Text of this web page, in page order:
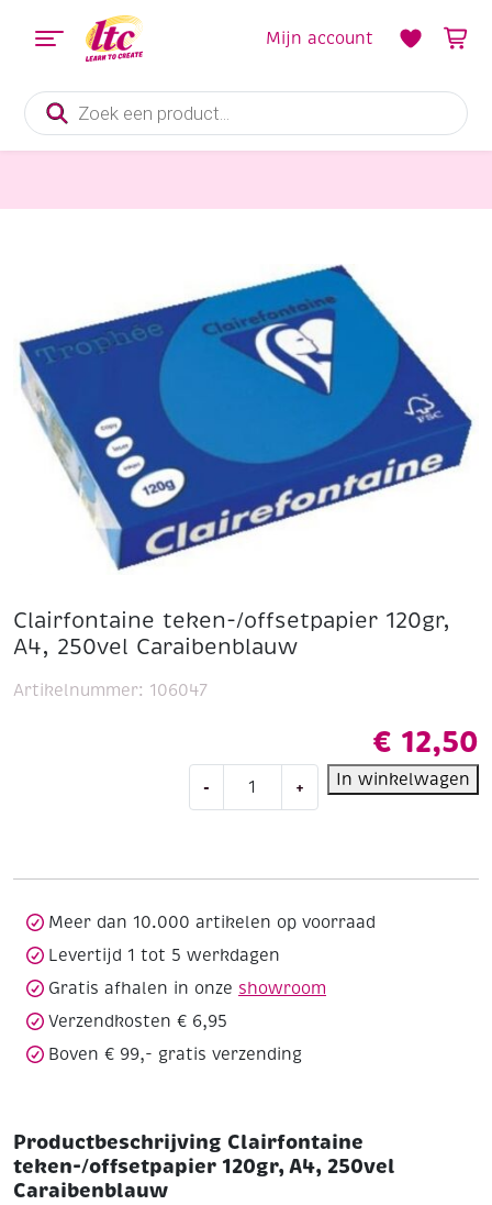
Producten
zoeken
Mijn account
Clairfontaine teken-/offsetpapier 120gr,
A4, 250vel Caraibenblauw
€ 12,50
-
teken-/offsetpapier
aantal
+ In winkelwagen
Artikelnummer: 106047
Meer dan 10.000 artikelen op voorraad
Levertijd 1 tot 5 werkdagen
Gratis afhalen in onze showroom
Verzendkosten € 6,95
Boven € 99,- gratis verzending
Productbeschrijving Clairfontaine
teken-/offsetpapier 120gr, A4, 250vel
Caraibenblauw